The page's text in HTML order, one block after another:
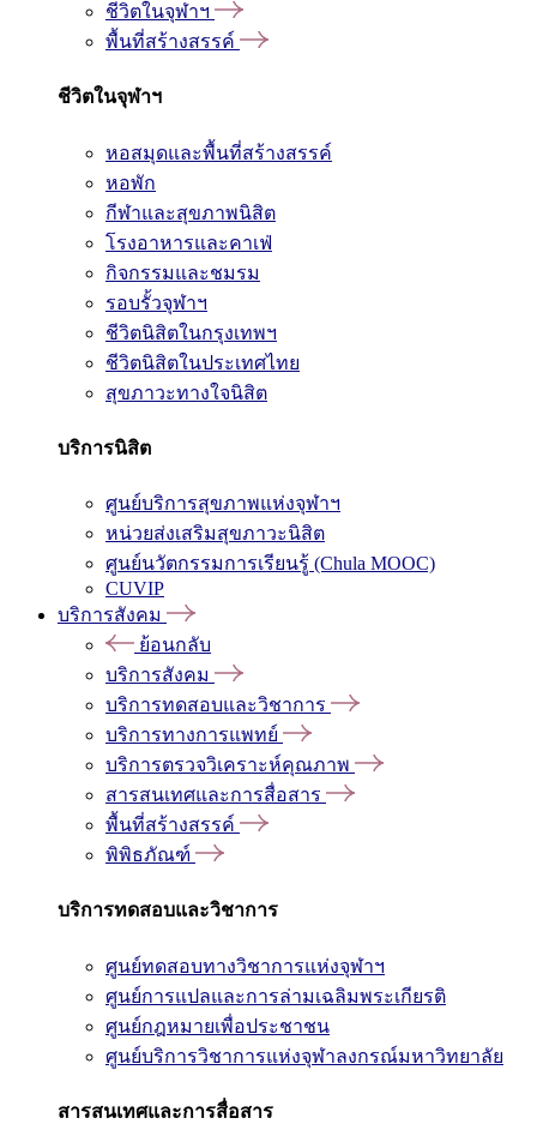
ชีวิตในจุฬาฯ
พื้นที่สร้างสรรค์
ชีวิตในจุฬาฯ
หอสมุดและพื้นที่สร้างสรรค์
หอพัก
กีฬาและสุขภาพนิสิต
โรงอาหารและคาเฟ่
กิจกรรมและชมรม
รอบรั้วจุฬาฯ
ชีวิตนิสิตในกรุงเทพฯ
ชีวิตนิสิตในประเทศไทย
สุขภาวะทางใจนิสิต
บริการนิสิต
ศูนย์บริการสุขภาพแห่งจุฬาฯ
หน่วยส่งเสริมสุขภาวะนิสิต
ศูนย์นวัตกรรมการเรียนรู้ (Chula MOOC)
CUVIP
บริการสังคม
ย้อนกลับ
บริการสังคม
บริการทดสอบและวิชาการ
บริการทางการแพทย์
บริการตรวจวิเคราะห์คุณภาพ
สารสนเทศและการสื่อสาร
พื้นที่สร้างสรรค์
พิพิธภัณฑ์
บริการทดสอบและวิชาการ
ศูนย์ทดสอบทางวิชาการแห่งจุฬาฯ
ศูนย์การแปลและการล่ามเฉลิมพระเกียรติ
ศูนย์กฎหมายเพื่อประชาชน
ศูนย์บริการวิชาการแห่งจุฬาลงกรณ์มหาวิทยาลัย
สารสนเทศและการสื่อสาร